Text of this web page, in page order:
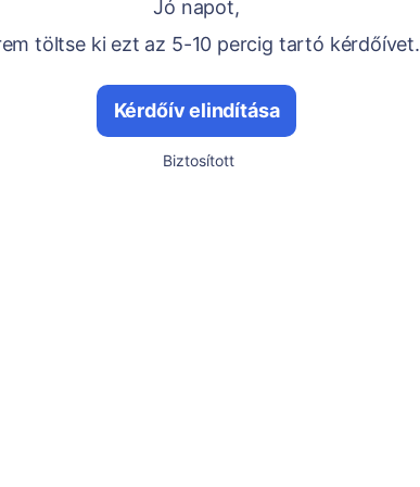
Jó napot,
töltse ki ezt az 5-10 percig tartó kérdőívet.
Kérdőív elindítása
Biztosított